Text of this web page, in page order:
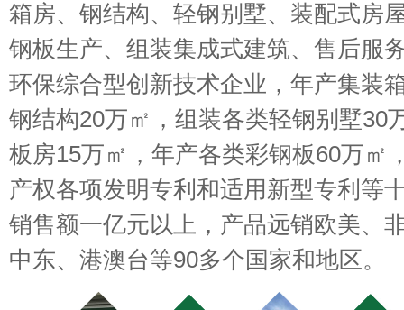
箱房、钢结构、轻钢别墅、装配式房
钢板生产、组装集成式建筑、售后服
环保综合型创新技术企业，年产集装
钢结构20万㎡，组装各类轻钢别墅30
板房15万㎡，年产各类彩钢板60万㎡
产权各项发明专利和适用新型专利等
销售额一亿元以上，产品远销欧美、
中东、港澳台等90多个国家和地区。